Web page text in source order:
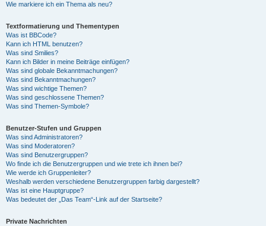
Wie markiere ich ein Thema als neu?
Textformatierung und Thementypen
Was ist BBCode?
Kann ich HTML benutzen?
Was sind Smilies?
Kann ich Bilder in meine Beiträge einfügen?
Was sind globale Bekanntmachungen?
Was sind Bekanntmachungen?
Was sind wichtige Themen?
Was sind geschlossene Themen?
Was sind Themen-Symbole?
Benutzer-Stufen und Gruppen
Was sind Administratoren?
Was sind Moderatoren?
Was sind Benutzergruppen?
Wo finde ich die Benutzergruppen und wie trete ich ihnen bei?
Wie werde ich Gruppenleiter?
Weshalb werden verschiedene Benutzergruppen farbig dargestellt?
Was ist eine Hauptgruppe?
Was bedeutet der „Das Team“-Link auf der Startseite?
Private Nachrichten